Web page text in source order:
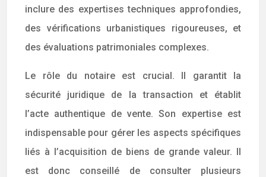
inclure des expertises techniques approfondies,
des vérifications urbanistiques rigoureuses, et
des évaluations patrimoniales complexes.
Le rôle du notaire est crucial. Il garantit la
sécurité juridique de la transaction et établit
l’acte authentique de vente. Son expertise est
indispensable pour gérer les aspects spécifiques
liés à l’acquisition de biens de grande valeur. Il
est donc conseillé de consulter plusieurs